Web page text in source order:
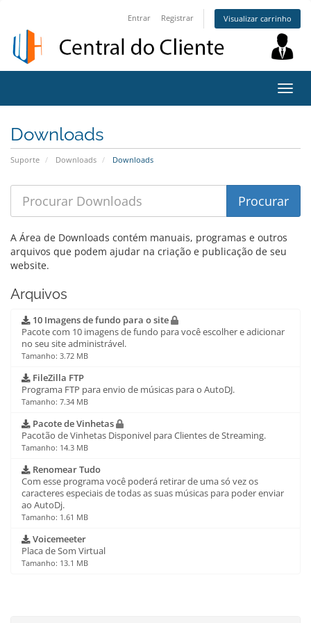
Entrar Registrar Visualizar carrinho
Downloads
Suporte Downloads Downloads
A Área de Downloads contém manuais, programas e outros
arquivos que podem ajudar na criação e publicação de seu
website.
Arquivos
10 Imagens de fundo para o site
Pacote com 10 imagens de fundo para você escolher e adicionar
no seu site administrável.
Tamanho: 3.72 MB
FileZilla FTP
Programa FTP para envio de músicas para o AutoDJ.
Tamanho: 7.34 MB
Pacote de Vinhetas
Pacotão de Vinhetas Disponivel para Clientes de Streaming.
Tamanho: 14.3 MB
Renomear Tudo
Com esse programa você poderá retirar de uma só vez os
caracteres especiais de todas as suas músicas para poder enviar
ao AutoDj.
Tamanho: 1.61 MB
Voicemeeter
Placa de Som Virtual
Tamanho: 13.1 MB